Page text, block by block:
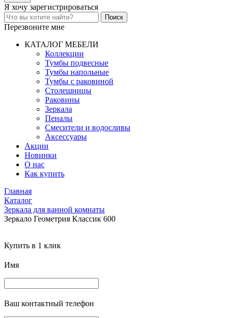
Я хочу зарегистрироваться
Перезвоните мне
КАТАЛОГ МЕБЕЛИ
Коллекции
Тумбы подвесные
Тумбы напольные
Тумбы с раковиной
Столешницы
Раковины
Зеркала
Пеналы
Смесители и водосливы
Аксессуары
Акции
Новинки
О нас
Как купить
Главная
Каталог
Зеркала для ванной комнаты
Зеркало Геометрия Классик 600
Купить в 1 клик
Имя
Ваш контактный телефон